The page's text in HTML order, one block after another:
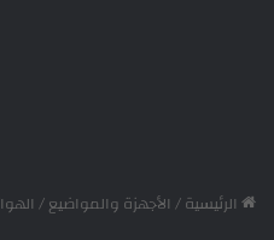
الرئيسية/ الأجهزة والمواضيع/